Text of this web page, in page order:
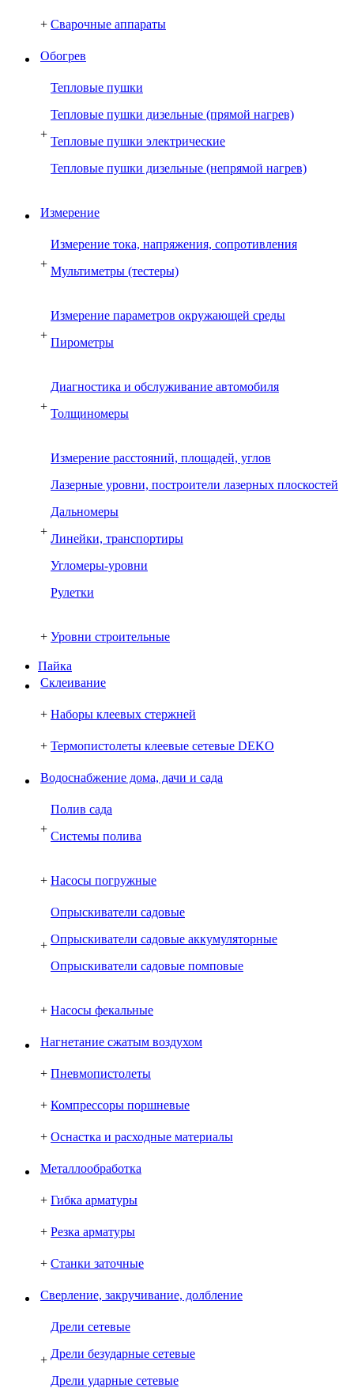
+ Сварочные аппараты
Обогрев
+
Тепловые пушки
Тепловые пушки дизельные (прямой нагрев)
Тепловые пушки электрические
Тепловые пушки дизельные (непрямой нагрев)
Измерение
+
Измерение тока, напряжения, сопротивления
Мультиметры (тестеры)
+
Измерение параметров окружающей среды
Пирометры
+
Диагностика и обслуживание автомобиля
Толщиномеры
+
Измерение расстояний, площадей, углов
Лазерные уровни, построители лазерных плоскостей
Дальномеры
Линейки, транспортиры
Угломеры-уровни
Рулетки
+ Уровни строительные
Пайка
Склеивание
+ Наборы клеевых стержней
+ Термопистолеты клеевые сетевые DEKO
Водоснабжение дома, дачи и сада
+
Полив сада
Системы полива
+ Насосы погружные
+
Опрыскиватели садовые
Опрыскиватели садовые аккумуляторные
Опрыскиватели садовые помповые
+ Насосы фекальные
Нагнетание сжатым воздухом
+ Пневмопистолеты
+ Компрессоры поршневые
+ Оснастка и расходные материалы
Металлообработка
+ Гибка арматуры
+ Резка арматуры
+ Станки заточные
Сверление, закручивание, долбление
+
Дрели сетевые
Дрели безударные сетевые
Дрели ударные сетевые